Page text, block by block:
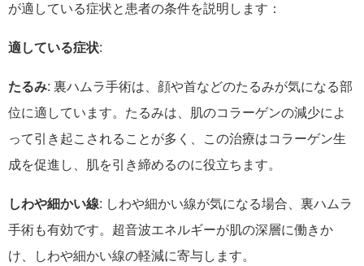
が適している症状と患者の条件を説明します：
適している症状:
たるみ: 裏ハムラ手術は、顔や首などのたるみが気になる部
位に適しています。たるみは、肌のコラーゲンの減少によ
って引き起こされることが多く、この治療はコラーゲン生
成を促進し、肌を引き締めるのに役立ちます。
しわや細かい線: しわや細かい線が気になる場合、裏ハムラ
手術も有効です。超音波エネルギーが肌の深層に働きか
け、しわや細かい線の軽減に寄与します。